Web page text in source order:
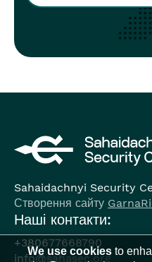
Sahaidachnyi Security
Створення сайту
Наші контакти:
+380677668790
info@sahasec.org
We use cookies to